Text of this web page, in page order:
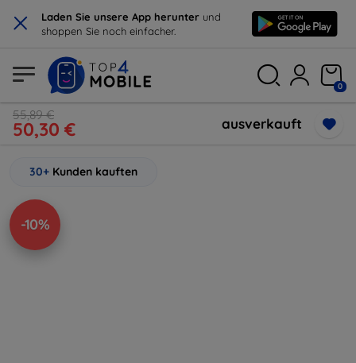
× Laden Sie unsere App herunter und
shoppen Sie noch einfacher.
0
55,89 €
50,30 € ausverkauft
30+ Kunden kauften
-10%